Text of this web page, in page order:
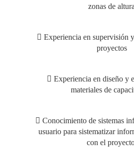
zonas de altura
 Experiencia en supervisión
proyectos
 Experiencia en diseño y
materiales de
 Conocimiento de sistemas
usuario para sistematizar
con el